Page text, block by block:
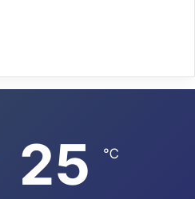
25 ℃